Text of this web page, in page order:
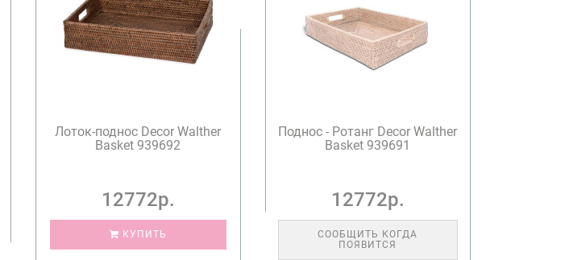
Лоток-поднос Decor Walther
Basket 939692
12772р.
КУПИТЬ
Поднос - Ротанг Decor Walther
Basket 939691
12772р.
СООБЩИТЬ КОГДА
ПОЯВИТСЯ